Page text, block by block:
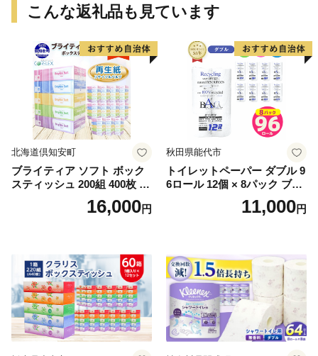
こんな返礼品も見ています
北海道倶知安町
ブライティア ソフト ボック
スティッシュ 200組 400枚 60
箱 日本製 まとめ買い ティッ
シュ リサイクル 長持 防災 常
倶知安町 日用品
16,000円
秋田県能代市
トイレットペーパー ダブル 9
6ロール 12個 × 8パック ブラ
ンカ 再生紙 100％ 芯あり 日
用品 消耗品 無香料 生活用品
11,000円